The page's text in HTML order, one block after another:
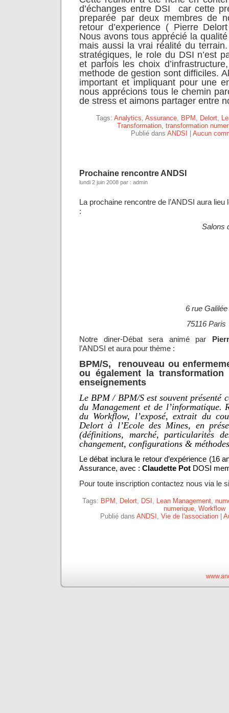
d’échanges entre DSI car cette
preparée par deux membres de
retour d’experience ( Pierre
Nous avons tous apprécié la
mais aussi la vrai réalité du
stratégiques, le role du DSI n’est
et parfois les choix
methode de gestion sont difficiles.
important et impliquant pour une
nous apprécions tous le chemin
de stress et aimons partager entre
Tags: Analytics, Assurance, BPM , Delort,
Transformation, transformation
Publié dans ANDSI Aucun
Prochaine rencontre ANDSI
lundi 2 juin 2008 par : admin
La prochaine rencontre de l’ANDSI aura lieu
:
Salons
6 rue Galilée
75116 Paris
Notre diner-Débat sera animé par
l’ANDSI et aura pour thème :
BPM/S, renouveau ou
ou également la transformation
enseignements
Le BPM / BPM/S est souvent présenté
du Management et de l’informatique.
du Workflow, l’exposé, extrait du
Delort à l’Ecole des Mines, en
(définitions, marché, particularités
changement, configurations &
Le débat inclura le retour d’expérience (16
Assurance, avec : Claudette Pot DOSI
Pour toute inscription contactez nous via le
Tags: BPM , Delort, DSI , Lean Management,
numerique, Workflow
Publié dans ANDSI , Vie de l'association